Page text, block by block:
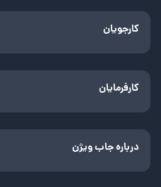
برای سال‌ها، استخدام در این زمینه
و گزینش داوطلبان انجام شده و افراد
از موقعیت‌های شغلی مرتبط در شعب
در بانک کشاورزی هدف شغلی شما
شرایط استخدام بانک کشاورزی در سال 1403 را بررسی
معرفی بانک کشاورزی
پیش از پرداختن به میزان درآمد در
کشاورزی داشته باشیم.
بانک کشاورزی، از بانک‌های تخصصی
کارجویان
کارفرمایان
درباره جاب ویژن